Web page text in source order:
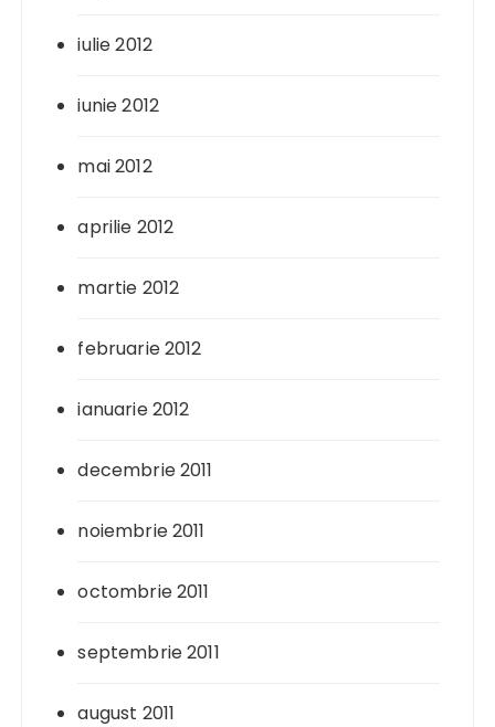
iulie 2012
iunie 2012
mai 2012
aprilie 2012
martie 2012
februarie 2012
ianuarie 2012
decembrie 2011
noiembrie 2011
octombrie 2011
septembrie 2011
august 2011